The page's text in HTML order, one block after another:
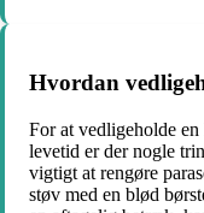
Hvordan
For at vedligeholde
levetid er der nogle
vigtigt at rengøre
støv med en blød